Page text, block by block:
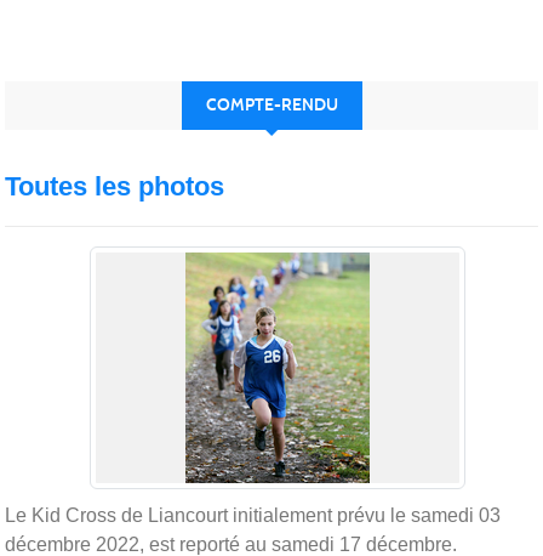
COMPTE-RENDU
Toutes les photos
Le Kid Cross de Liancourt initialement prévu le samedi 03
décembre 2022, est reporté au samedi 17 décembre.